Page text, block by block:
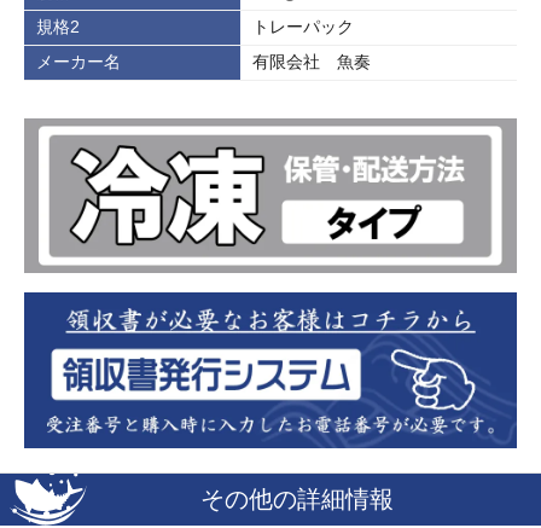
規格2
トレーパック
メーカー名
有限会社 魚奏
その他の詳細情報